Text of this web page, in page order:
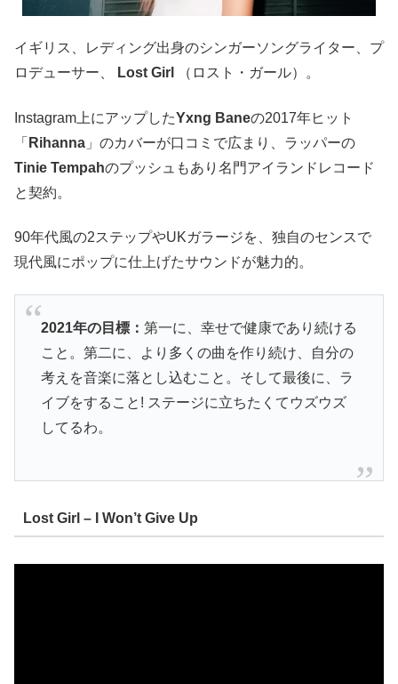
イギリス、レディング出身のシンガーソングライター、プ
ロデューサー、
Lost Girl （ロスト・ガール）。
Instagram上にアップしたYxng Baneの2017年ヒット
「 Rihanna 」のカバーが口コミで広まり、ラッパーの
Tinie Tempahのプッシュもあり名門アイランドレコード
と契約。
90年代風の2ステップやUKガラージを、独自のセンスで
現代風にポップに仕上げたサウンドが魅力的。
2021年の目標： 第一に、幸せで健康であり続ける
こと。第二に、より多くの曲を作り続け、自分の
考えを音楽に落とし込むこと。そして最後に、ラ
イブをすること! ステージに立ちたくてウズウズ
してるわ。
Lost Girl – I Won’t Give Up